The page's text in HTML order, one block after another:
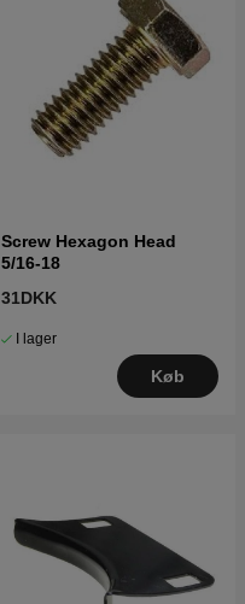
Screw Hexagon Head
5/16-18
31DKK
I lager
Køb